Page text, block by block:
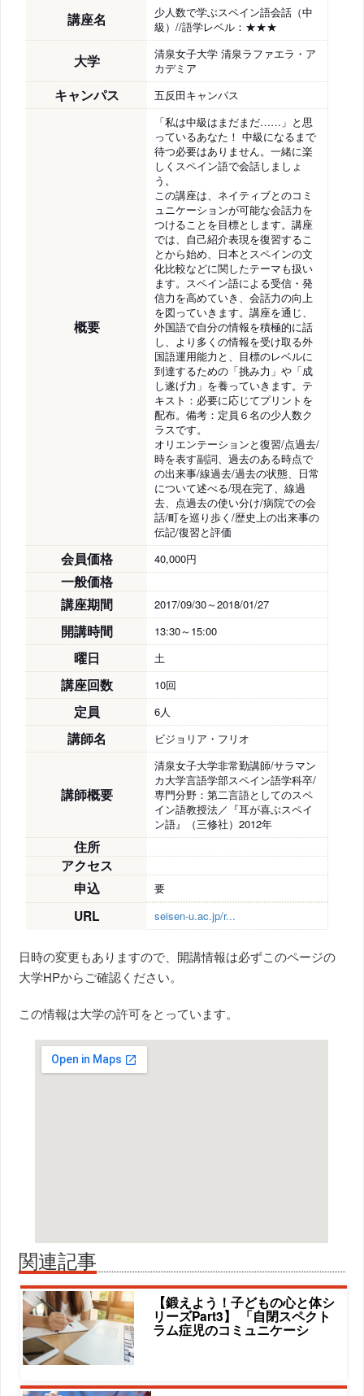
講座名
少人数で学ぶスペイン語会話（中
級）//語学レベル：★★★
大学
清泉女子大学 清泉ラファエラ・ア
カデミア
キャンパス 五反田キャンパス
概要
「私は中級はまだまだ……」と思
っているあなた！ 中級になるまで
待つ必要はありません。一緒に楽
しくスペイン語で会話しましょ
う。
この講座は、ネイティブとのコミ
ュニケーションが可能な会話力を
つけることを目標とします。講座
では、自己紹介表現を復習するこ
とから始め、日本とスペインの文
化比較などに関したテーマも扱い
ます。スペイン語による受信・発
信力を高めていき、会話力の向上
を図っていきます。講座を通じ、
外国語で自分の情報を積極的に話
し、より多くの情報を受け取る外
国語運用能力と、目標のレベルに
到達するための「挑み力」や「成
し遂げ力」を養っていきます。テ
キスト：必要に応じてプリントを
配布。備考：定員６名の少人数ク
ラスです。
オリエンテーションと復習/点過去/
時を表す副詞、過去のある時点で
の出来事/線過去/過去の状態、日常
について述べる/現在完了、線過
去、点過去の使い分け/病院での会
話/町を巡り歩く/歴史上の出来事の
伝記/復習と評価
会員価格 40,000円
一般価格
講座期間
2017/09/30～2018/01/27
開講時間 13:30～15:00
曜日 土
講座回数 10回
定員 6人
講師名 ビジョリア・フリオ
講師概要
清泉女子大学非常勤講師/サラマン
カ大学言語学部スペイン語学科卒/
専門分野：第二言語としてのスペ
イン語教授法／『耳が喜ぶスペイ
ン語』（三修社）2012年
住所
アクセス
申込
要
URL seisen-u.ac.jp/r...
日時の変更もありますので、開講情報は必ずこのページの
大学HPからご確認ください。
この情報は大学の許可をとっています。
関連記事
【鍛えよう！子どもの心と体シ
リーズPart3】 「自閉スペクト
ラム症児のコミュニケーシ